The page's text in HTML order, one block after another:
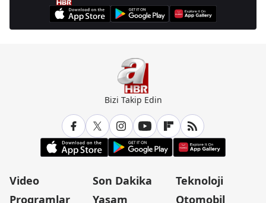
Bizi Takip Edin
Video
Programlar
Son Dakika
Yaşam
Teknoloji
Otomobil